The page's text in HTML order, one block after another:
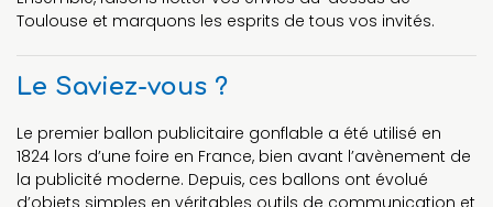
Toulouse et marquons les esprits de tous vos invités.
Le Saviez-vous ?
Le premier ballon publicitaire gonflable a été utilisé en
1824 lors d’une foire en France, bien avant l’avènement de
la publicité moderne. Depuis, ces ballons ont évolué
d’objets simples en véritables outils de communication et